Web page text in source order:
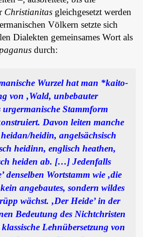
Christianitas gleichgesetzt werden
Völkern setzte sich
Dialekten gemeinsames Wort als
paganus durch:
Wurzel hat man *kaito-
von ‚Wald, unbebauter
urgermanische Stammform
Davon leiten manche
heidin, angelsächsisch
heidinn, englisch heathen,
heiden ab. […] Jedenfalls
denselben Wortstamm wie ‚die
angebautes, sondern wildes
wächst. ‚Der Heide’ in der
Bedeutung des Nichtchristen
Lehnübersetzung von